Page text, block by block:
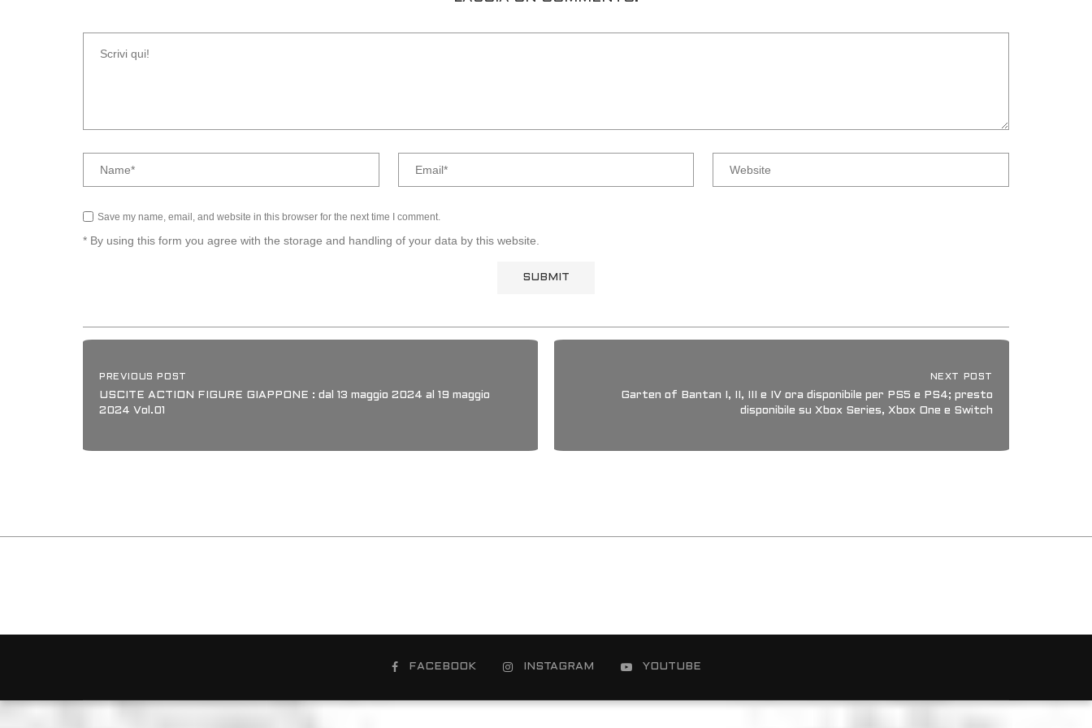
Save my name, email, and website in this browser for the next time I comment.
* By using this form you agree with the storage and handling of your data by this website.
PREVIOUS POST
USCITE ACTION FIGURE GIAPPONE : dal 13 maggio 2024 al 19 maggio
2024 Vol.01
NEXT POST
Garten of Bantan I, II, III e IV ora disponibile per PS5 e PS4; presto
disponibile su Xbox Series, Xbox One e Switch
FACEBOOK INSTAGRAM YOUTUBE